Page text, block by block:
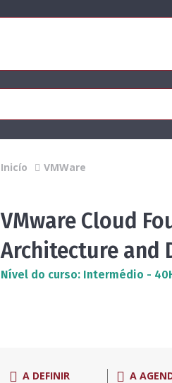
Inicío VMWare
VMware Cloud
Architecture and
Nível do curso: Intermédio -
A DEFINIR A